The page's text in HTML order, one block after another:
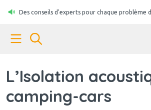
Des conseils d'experts pour chaque problème
L’Isolation
camping-cars